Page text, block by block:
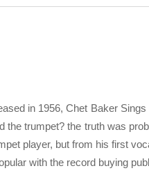
in 1956, Chet Baker
the trumpet? the truth was
player, but from his first
with the record buying